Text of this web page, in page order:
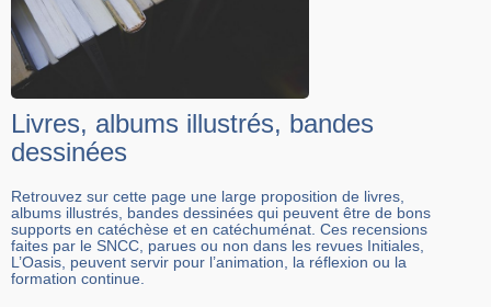
Livres, albums illustrés, bandes
dessinées
Retrouvez sur cette page une large proposition de livres,
albums illustrés, bandes dessinées qui peuvent être de bons
supports en catéchèse et en catéchuménat. Ces recensions
faites par le SNCC, parues ou non dans les revues Initiales,
L’Oasis, peuvent servir pour l’animation, la réflexion ou la
formation continue.